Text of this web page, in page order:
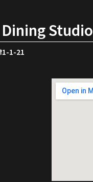
Dining Studio
1-1-21